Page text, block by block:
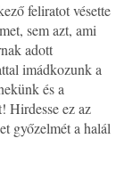
feliratot vésette
sem azt, ami
adott
imádkozunk a
és a
Hirdesse ez az
győzelmét a halál